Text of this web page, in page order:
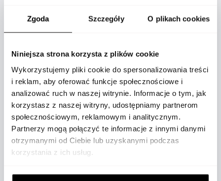
Zgoda Szczegóły O plikach cookies
Niniejsza strona korzysta z plików cookie
Wykorzystujemy pliki cookie do spersonalizowania treści
i reklam, aby oferować funkcje społecznościowe i
analizować ruch w naszej witrynie. Informacje o tym, jak
korzystasz z naszej witryny, udostępniamy partnerom
społecznościowym, reklamowym i analitycznym.
Partnerzy mogą połączyć te informacje z innymi danymi
otrzymanymi od Ciebie lub uzyskanymi podczas
korzystania z ich usług.
Od czasu swojej premiery w 1999 roku kolekcja
Ice Cube oferuje kolejne interpretacje swojej
nowoczesnej estetyki inspirowanej maleńkimi
cudowną geometrię, kostka jest źródłem